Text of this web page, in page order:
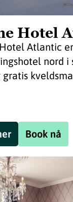
Hotel
Atlantic
nord i
gratis
Book nå